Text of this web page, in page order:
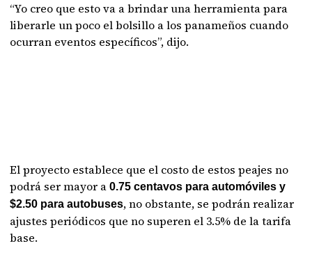
“Yo creo que esto va a brindar una herramienta para
liberarle un poco el bolsillo a los panameños cuando
ocurran eventos específicos”, dijo.
El proyecto establece que el costo de estos peajes no
podrá ser mayor a0.75 centavos para automóviles y
$2.50 para autobuses, no obstante, se podrán realizar
ajustes periódicos que no superen el 3.5% de la tarifa
base.